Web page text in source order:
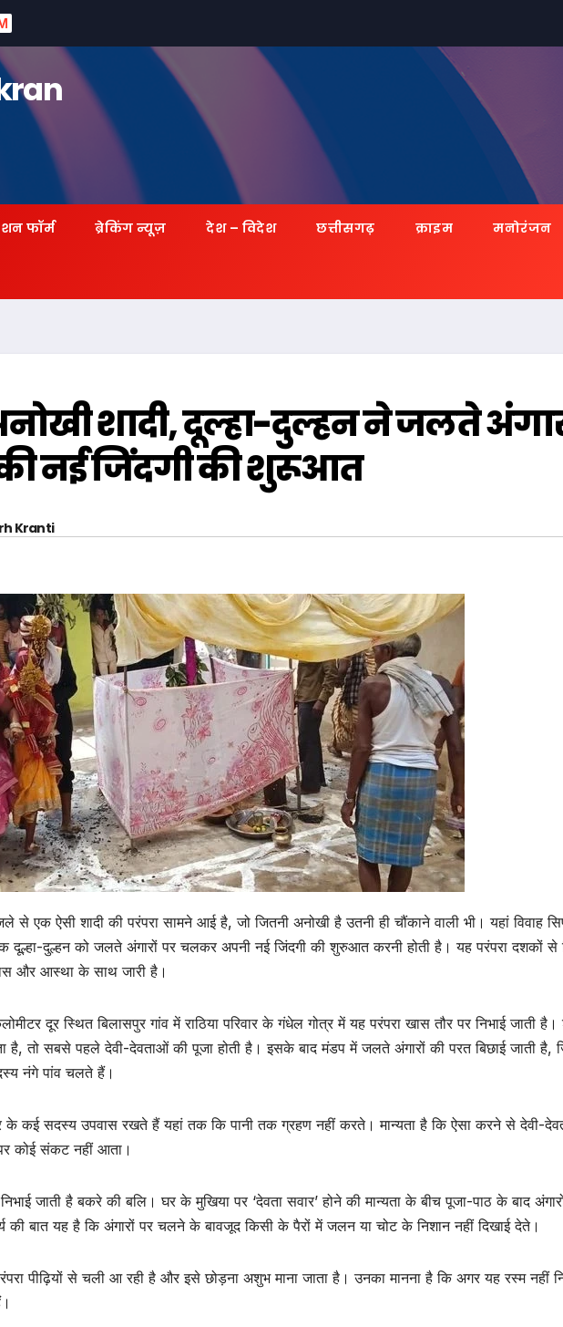
फॉर्म ब्रेकिंग न्यूज़ देश – विदेश छत्तीसगढ़ क्राइम मनोरंजन
शादी, दूल्हा-दुल्हन ने जलते
नई जिंदगी की शुरूआत
Kranti
से एक ऐसी शादी की परंपरा सामने आई है, जो जितनी अनोखी है उतनी ही चौंकाने वाली भी। यहां विवाह
दूल्हा-दुल्हन को जलते अंगारों पर चलकर अपनी नई जिंदगी की शुरुआत करनी होती है। यह परंपरा दशकों से
और आस्था के साथ जारी है।
दूर स्थित बिलासपुर गांव में राठिया परिवार के गंधेल गोत्र में यह परंपरा खास तौर पर निभाई जाती है।
है, तो सबसे पहले देवी-देवताओं की पूजा होती है। इसके बाद मंडप में जलते अंगारों की परत बिछाई जाती है,
नंगे पांव चलते हैं।
के कई सदस्य उपवास रखते हैं यहां तक कि पानी तक ग्रहण नहीं करते। मान्यता है कि ऐसा करने से देवी-
कोई संकट नहीं आता।
जाती है बकरे की बलि। घर के मुखिया पर ‘देवता सवार’ होने की मान्यता के बीच पूजा-पाठ के बाद
की बात यह है कि अंगारों पर चलने के बावजूद किसी के पैरों में जलन या चोट के निशान नहीं दिखाई देते।
पीढ़ियों से चली आ रही है और इसे छोड़ना अशुभ माना जाता है। उनका मानना है कि अगर यह रस्म नहीं